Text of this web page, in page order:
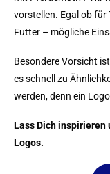
vorstellen. Egal ob für
Futter – mögliche
Besondere Vorsicht
es schnell zu
werden, denn ein
Lass Dich inspirieren
Logos.